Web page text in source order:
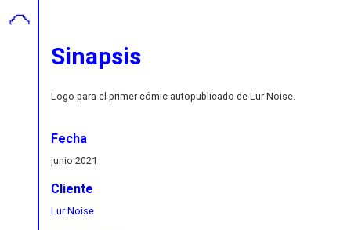
Sinapsis
Logo para el primer cómic autopublicado de Lur Noise.
Fecha
junio 2021
Cliente
Lur Noise